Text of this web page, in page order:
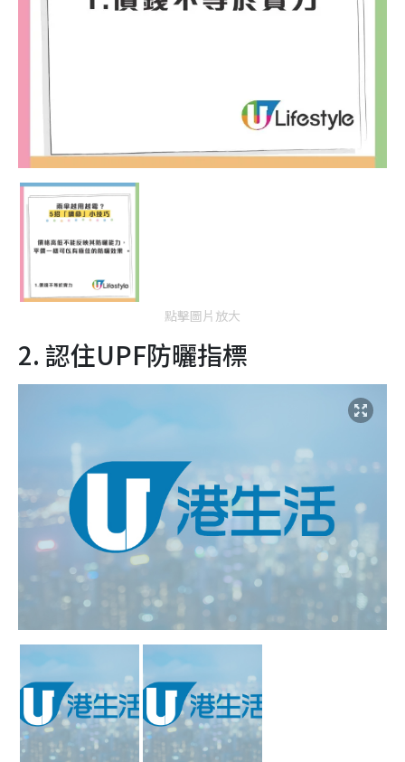
點擊圖片放大
2. 認住UPF防曬指標